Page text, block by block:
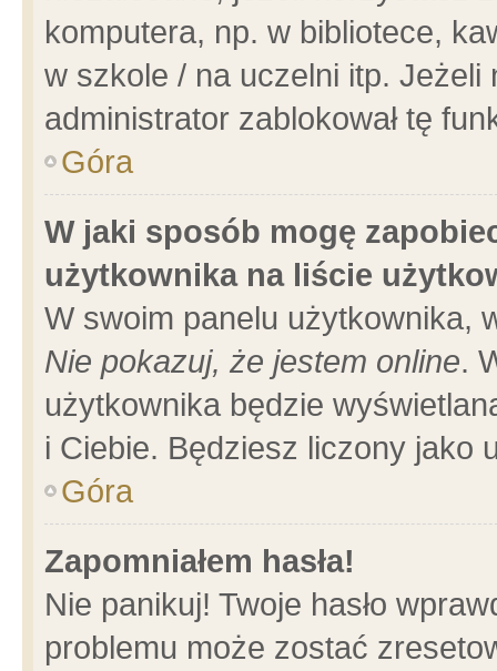
komputera, np. w bibliotece,
w szkole / na uczelni itp.
administrator zablokował tę
Góra
W jaki sposób mogę
użytkownika na liście
W swoim panelu użytkownika,
Nie pokazuj, że jestem online.
użytkownika będzie
i Ciebie. Będziesz liczony jako
Góra
Zapomniałem hasła!
Nie panikuj! Twoje hasło
problemu może zostać